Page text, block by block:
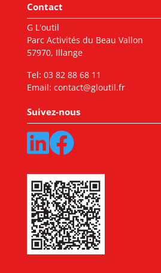
Contact
G L'outil
Parc Activités du Beau Vallon
57970, Illange
Tel: 03 82 88 68 11
Email: contact@gloutil.fr
Suivez-nous